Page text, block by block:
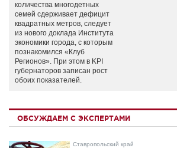
количества многодетных
семей сдерживает дефицит
квадратных метров, следует
из нового доклада Института
экономики города, с которым
познакомился «Клуб
Регионов». При этом в KPI
губернаторов записан рост
обоих показателей.
ОБСУЖДАЕМ С ЭКСПЕРТАМИ
Ставропольский край